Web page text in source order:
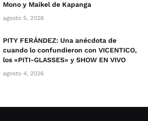
Mono y Maikel de Kapanga
agosto 5, 2026
PITY FERÁNDEZ: Una anécdota de
cuando lo confundieron con VICENTICO,
los «PITI-GLASSES» y SHOW EN VIVO
agosto 4, 2026